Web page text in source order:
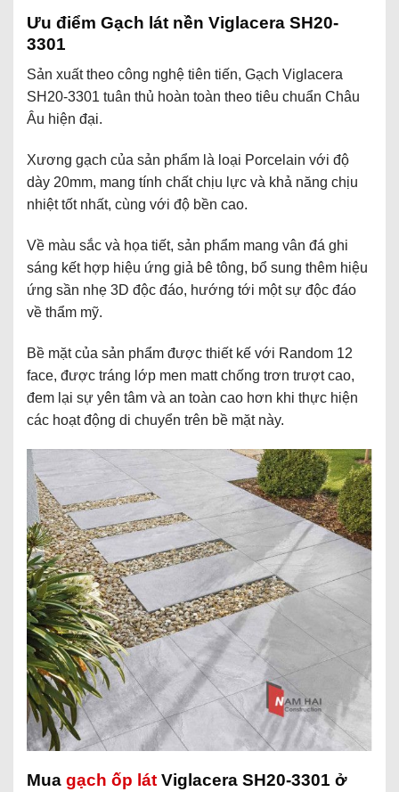
Ưu điểm Gạch lát nền Viglacera SH20-
3301
Sản xuất theo công nghệ tiên tiến, Gạch Viglacera
SH20-3301 tuân thủ hoàn toàn theo tiêu chuẩn Châu
Âu hiện đại.
Xương gạch của sản phẩm là loại Porcelain với độ
dày 20mm, mang tính chất chịu lực và khả năng chịu
nhiệt tốt nhất, cùng với độ bền cao.
Về màu sắc và họa tiết, sản phẩm mang vân đá ghi
sáng kết hợp hiệu ứng giả bê tông, bổ sung thêm hiệu
ứng sần nhẹ 3D độc đáo, hướng tới một sự độc đáo
về thẩm mỹ.
Bề mặt của sản phẩm được thiết kế với Random 12
face, được tráng lớp men matt chống trơn trượt cao,
đem lại sự yên tâm và an toàn cao hơn khi thực hiện
các hoạt động di chuyển trên bề mặt này.
Mua gạch ốp lát Viglacera SH20-3301 ở